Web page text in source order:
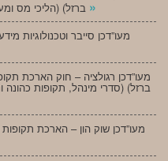
»
מעו”דכן סייבר
מעו”דכן רגולציה – חוק הארכת
ברזל) (סדרי מינהל, תקופות כהונה ותאגידים),
מעו”דכן שוק הון – הארכת